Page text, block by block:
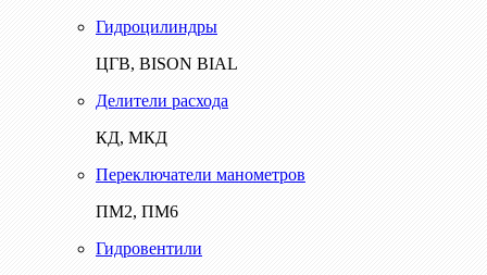
Гидроцилиндры
ЦГВ, BISON BIAL
Делители расхода
КД, МКД
Переключатели манометров
ПМ2, ПМ6
Гидровентили